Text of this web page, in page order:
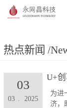
热点新闻 /
为进
济，
03 2025
03